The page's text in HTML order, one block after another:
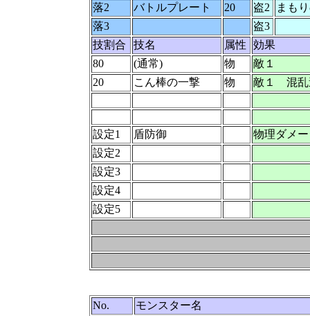
落2
バトルプレート 20 盗2
まも
落3
盗3
技割合
技名 属性
効果
80
(通常) 物
敵１
20
こん棒の一撃 物 敵１ 混乱
設定1 盾防御
物理ダメ
設定2
設定3
設定4
設定5
No.
モンスター名